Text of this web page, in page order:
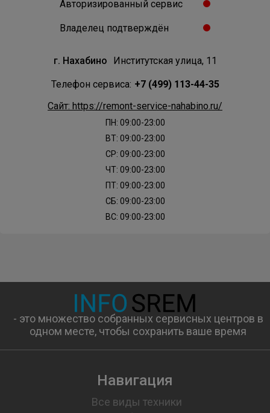
Авторизированный сервис
Владелец подтверждён
г. Нахабино Институтская улица, 11
Телефон сервиса: +7 (499) 113-44-35
Сайт: https://remont-service-nahabino.ru/
ПН: 09:00-23:00
ВТ: 09:00-23:00
СР: 09:00-23:00
ЧТ: 09:00-23:00
ПТ: 09:00-23:00
СБ: 09:00-23:00
ВС: 09:00-23:00
- это множество собранных сервисных центров в
одном месте, чтобы сохранить ваше время
Навигация
Все виды техники